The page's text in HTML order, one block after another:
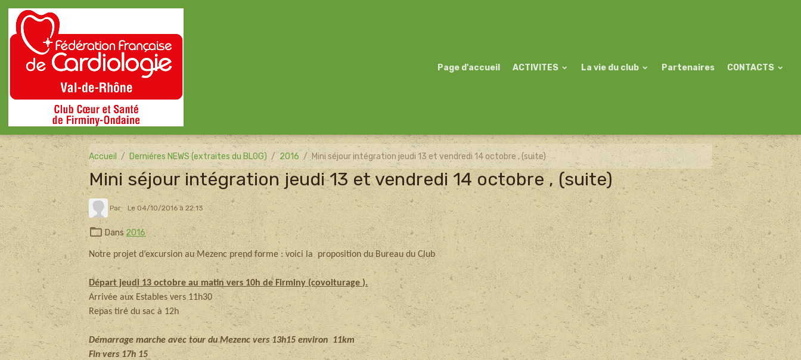
Page d'accueil ACTIVITES La vie du club Partenaires CONTACTS
Accueil Derniéres NEWS (extraites du BLOG) 2016 Mini séjour intégration jeudi 13 et vendredi 14 octobre , (suite)
Mini séjour intégration jeudi 13 et vendredi 14 octobre , (suite)
Par Le 04/10/2016à 22:13
Dans 2016
Notre projet d’excursion au Mezenc prend forme : voici la proposition du Bureau du Club
Départ jeudi 13 octobre au matin vers 10h de Firminy (covoiturage ).
Arrivée aux Estables vers 11h30
Repas tiré du sac à 12h
Démarrage marche avec tour du Mezenc vers 13h15 environ 11km
Fin vers 17h 15